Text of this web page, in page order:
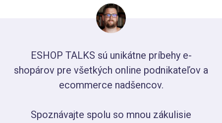
ESHOP TALKS sú unikátne príbehy e-
shopárov pre všetkých online podnikateľov a
ecommerce nadšencov.
Spoznávajte spolu so mnou zákulisie